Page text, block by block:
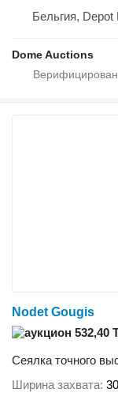
Бельгия, Depot
Dome Auctions
Nodet Gougis
532,40
Сеялка точного
Ширина захвата